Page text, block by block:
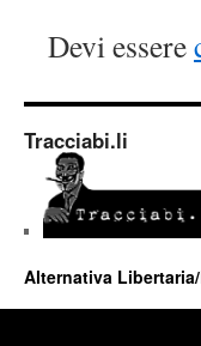
Devi essere
Tracciabi.li
Alternativa